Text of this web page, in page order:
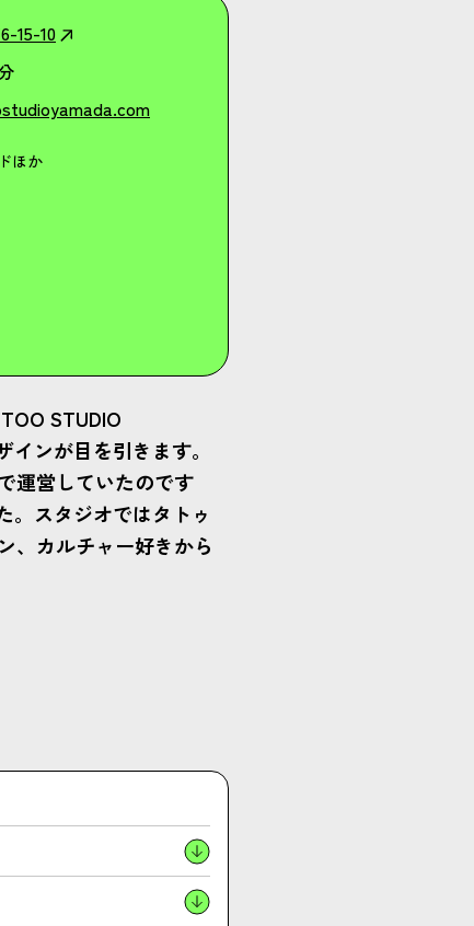
15-10
ほか
STUDIO
ンが目を引きます。
運営していたのです
。スタジオではタトゥ
、カルチャー好きから